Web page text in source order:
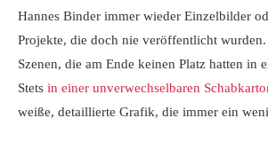
Hannes Binder immer wieder Einzelbilder
Projekte, die doch nie veröffentlicht
Szenen, die am Ende keinen Platz hatten in
Stets in einer unverwechselbaren
weiße, detaillierte Grafik, die immer ein